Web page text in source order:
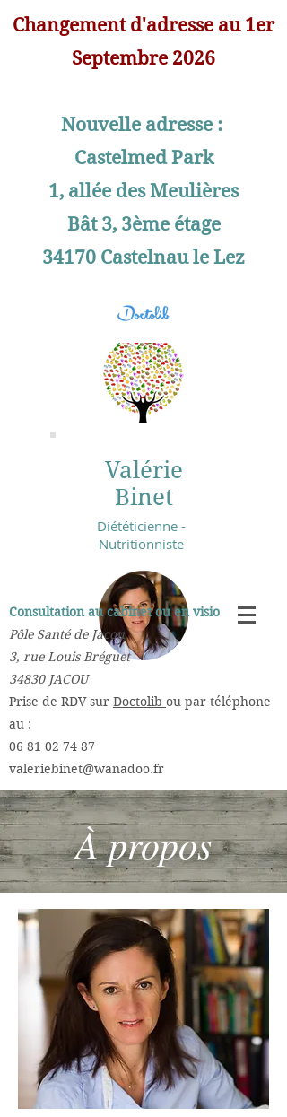
Changement d'adresse au 1er
Septembre 2026
Nouvelle adresse :
Castelmed Park
1, allée des Meulières
Bât 3, 3ème étage
34170 Castelnau le Lez
Valérie
Binet
Diététicienne -
Nutritionniste
Consultation au cabinet ou en visio :
Pôle Santé de Jacou
3, rue Louis Bréguet
34830 JACOU
​Prise de RDV sur Doctolib ou par téléphone
au :
06 81 02 74 87
valeriebinet@wanadoo.fr
À propos